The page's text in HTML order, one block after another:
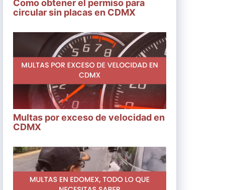
Como obtener el permiso para
circular sin placas en CDMX
Multas por exceso de velocidad en
CDMX